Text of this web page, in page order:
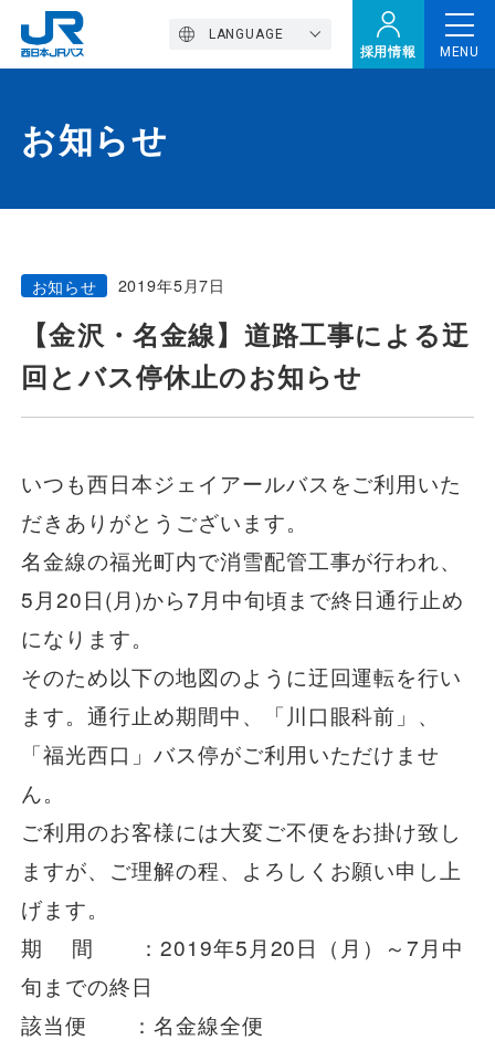
採用情報
LANGUAGE
MENU
トップページ
西バスの魅力
高速バス
定期観光バス
一般路線バス
貸切バス
関連事業
お問い合わせ・Q&A
西日本JRバスについて
取組み
お知らせ
お知らせ 2019年5月7日
【金沢・名金線】道路工事による迂
回とバス停休止のお知らせ
いつも西日本ジェイアールバスをご利用いた
だきありがとうございます。
名金線の福光町内で消雪配管工事が行われ、
5月20日(月)から7月中旬頃まで終日通行止め
になります。
そのため以下の地図のように迂回運転を行い
ます。通行止め期間中、「川口眼科前」、
「福光西口」バス停がご利用いただけませ
ん。
ご利用のお客様には大変ご不便をお掛け致し
ますが、ご理解の程、よろしくお願い申し上
げます。
期 間 ：2019年5月20日（月）～7月中
旬までの終日
該当便 ：名金線全便